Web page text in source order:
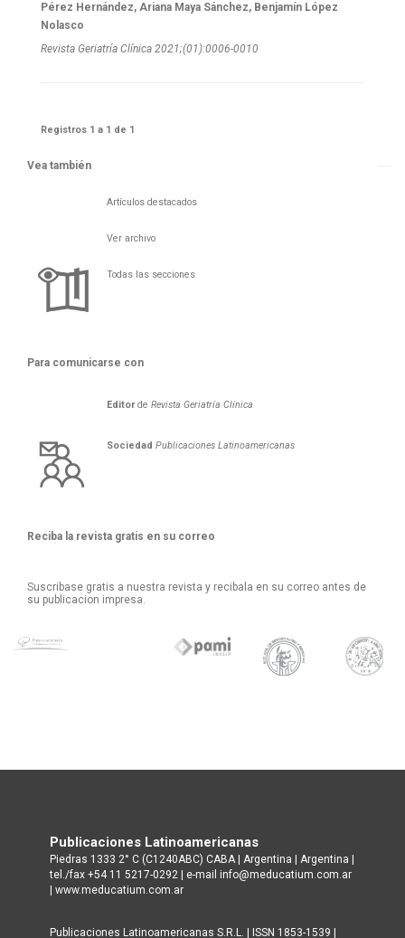
Pérez Hernández, Ariana Maya Sánchez, Benjamín López
Nolasco
Revista Geriatría Clí­nica 2021;(01):0006-0010
Registros 1 a 1 de 1
Vea también
Artículos destacados
Ver archivo
Todas las secciones
Para comunicarse con
Editorde Revista Geriatría Clí­nica
Sociedad Publicaciones Latinoamericanas
Reciba la revista gratis en su correo
Suscribase gratis a nuestra revista y recibala en su correo antes de
su publicacion impresa.
Publicaciones Latinoamericanas
Piedras 1333 2° C (C1240ABC) CABA | Argentina | Argentina |
tel./fax +54 11 5217-0292 | e-mail info@meducatium.com.ar
www.meducatium.com.ar
Publicaciones Latinoamericanas S.R.L. | ISSN 1853-1539 |